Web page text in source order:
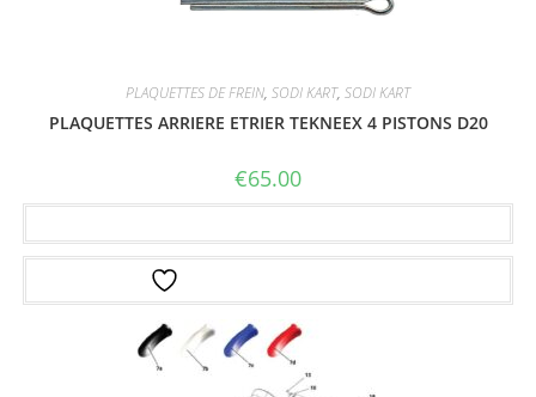
PLAQUETTES DE FREIN, SODI KART, SODI KART
PLAQUETTES ARRIERE ETRIER TEKNEEX 4 PISTONS D20
€65.00